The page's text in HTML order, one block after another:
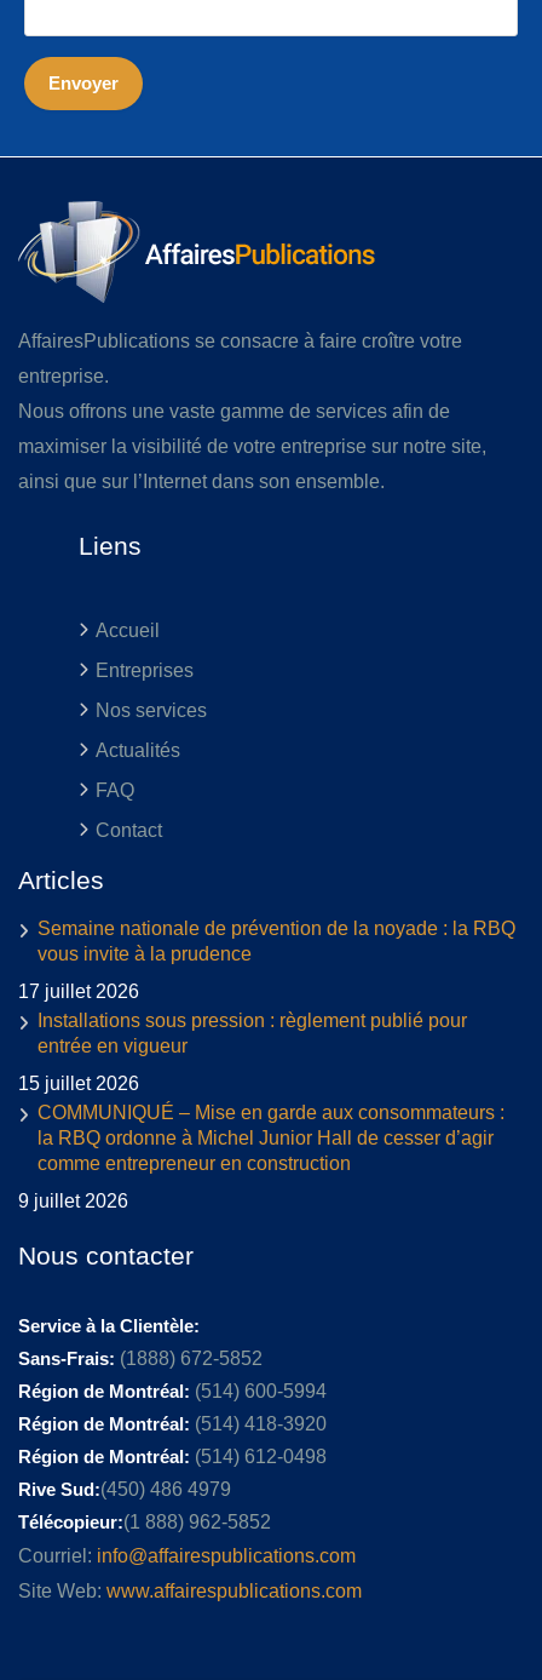
AffairesPublications se consacre à faire croître votre
entreprise.
Nous offrons une vaste gamme de services afin de
maximiser la visibilité de votre entreprise sur notre site,
ainsi que sur l’Internet dans son ensemble.
Liens
Accueil
Entreprises
Nos services
Actualités
FAQ
Contact
Articles
Semaine nationale de prévention de la noyade : la RBQ
vous invite à la prudence
17 juillet 2026
Installations sous pression : règlement publié pour
entrée en vigueur
15 juillet 2026
COMMUNIQUÉ – Mise en garde aux consommateurs :
la RBQ ordonne à Michel Junior Hall de cesser d’agir
comme entrepreneur en construction
9 juillet 2026
Nous contacter
Service à la Clientèle:
Sans-Frais: (1888) 672-5852
Région de Montréal: (514) 600-5994
Région de Montréal: (514) 418-3920
Région de Montréal: (514) 612-0498
Rive Sud:(450) 486 4979
Télécopieur:(1 888) 962-5852
Courriel: info@affairespublications.com
Site Web: www.affairespublications.com